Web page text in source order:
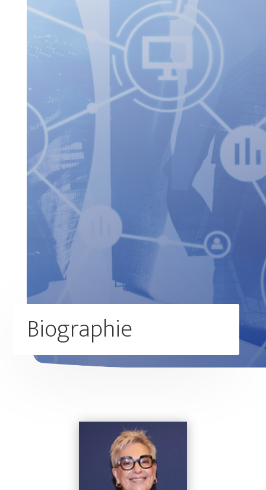
Biographie